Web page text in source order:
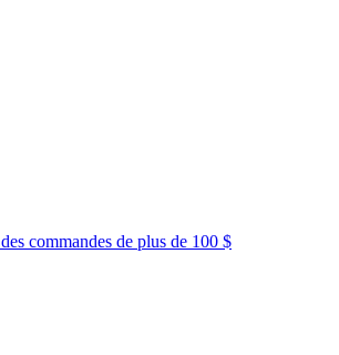
des commandes de plus de 100 $